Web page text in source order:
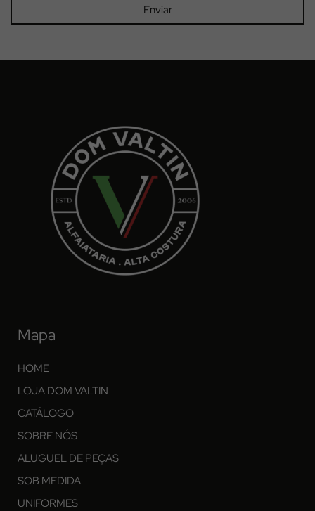
Enviar
Mapa
HOME
LOJA DOM VALTIN
CATÁLOGO
SOBRE NÓS
ALUGUEL DE PEÇAS
SOB MEDIDA
UNIFORMES